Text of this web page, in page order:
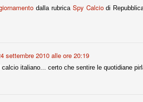
dalla rubrica Spy Calciodi
settembre 2010 alle ore 20:19
italiano... certo che sentire le quotidiane
di sfortuna. Partita sbagliata come
la gestione della stessa. Può succedere. Oggi
abbia capito. Quindi, niente drammi e vediamo
falso, o c'è qualcosa di più?
della sentenza di primo grado del processo